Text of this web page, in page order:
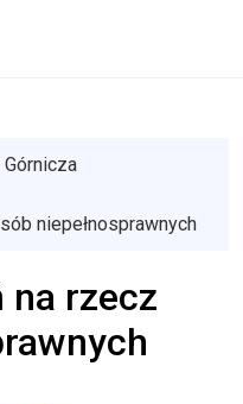
niepełnosprawnych
na rzecz